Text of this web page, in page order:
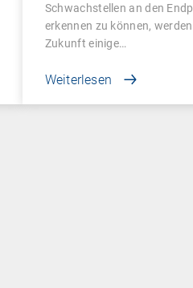
Schwachstellen an den
erkennen zu können,
Zukunft einige…
Weiterlesen